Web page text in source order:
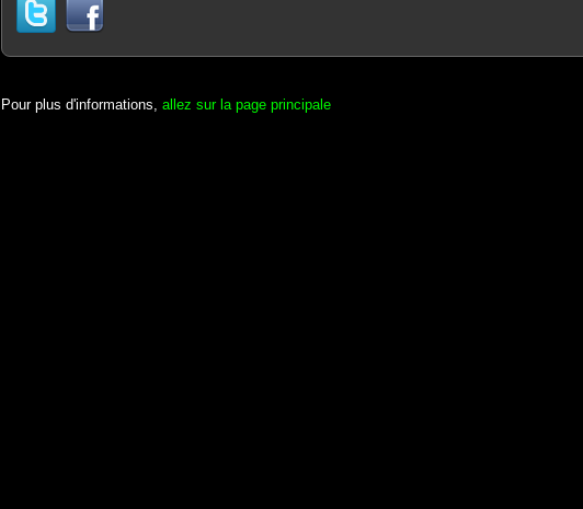
Pour plus d'informations, allez sur la page principale